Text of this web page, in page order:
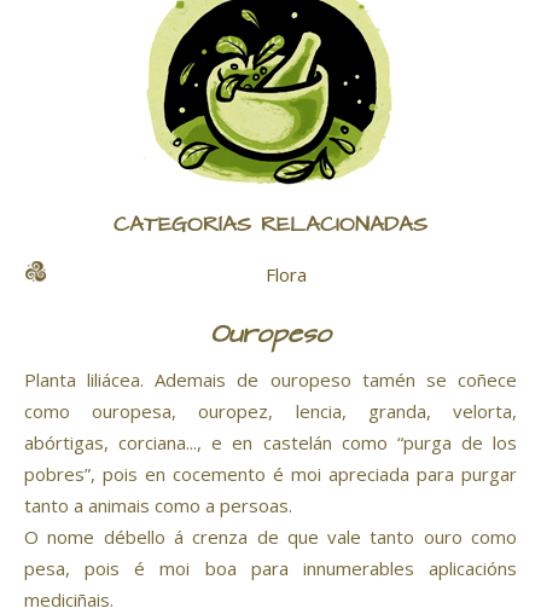
CATEGORÍAS RELACIONADAS
Flora
Ouropeso
Planta liliácea. Ademais de ouropeso tamén se coñece
como ouropesa, ouropez, lencia, granda, velorta,
abórtigas, corciana..., e en castelán como “purga de los
pobres”, pois en cocemento é moi apreciada para purgar
tanto a animais como a persoas.
O nome débello á crenza de que vale tanto ouro como
pesa, pois é moi boa para innumerables aplicacións
mediciñais.